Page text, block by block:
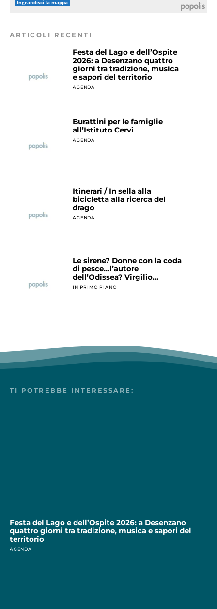
Ingrandisci la mappa
ARTICOLI RECENTI
Festa del Lago e dell’Ospite
2026: a Desenzano quattro
giorni tra tradizione, musica
e sapori del territorio
AGENDA
Burattini per le famiglie
all’Istituto Cervi
AGENDA
Itinerari / In sella alla
bicicletta alla ricerca del
drago
AGENDA
Le sirene? Donne con la coda
di pesce…l’autore
dell’Odissea? Virgilio…
IN PRIMO PIANO
TI POTREBBE INTERESSARE:
Festa del Lago e dell’Ospite 2026: a Desenzano
quattro giorni tra tradizione, musica e sapori del
territorio
AGENDA